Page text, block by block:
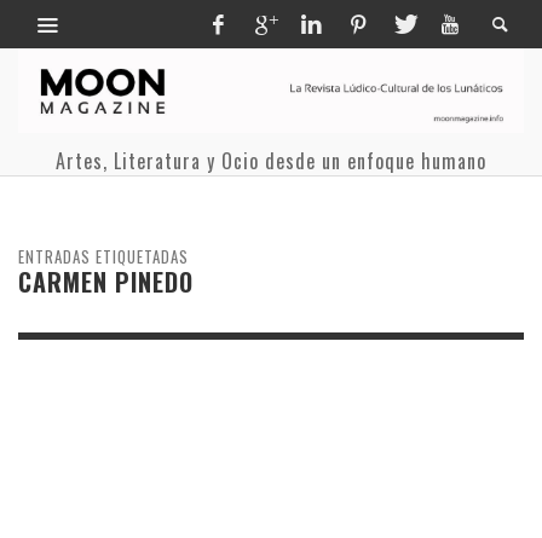
Artes, Literatura y Ocio desde un enfoque humano
ENTRADAS ETIQUETADAS
CARMEN PINEDO